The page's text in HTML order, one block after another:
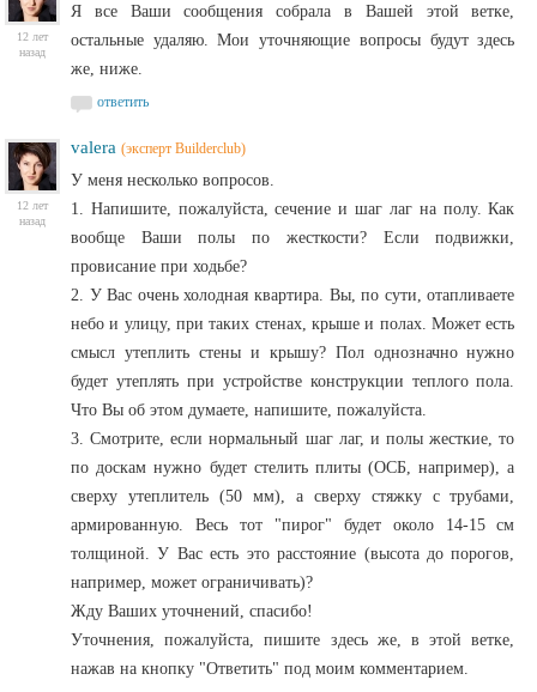
12 лет
назад
Я все Ваши сообщения собрала в Вашей этой ветке,
остальные удаляю. Мои уточняющие вопросы будут здесь
же, ниже.
ответить
12 лет
назад
valera (эксперт Builderclub)
У меня несколько вопросов.
1. Напишите, пожалуйста, сечение и шаг лаг на полу. Как
вообще Ваши полы по жесткости? Если подвижки,
провисание при ходьбе?
2. У Вас очень холодная квартира. Вы, по сути, отапливаете
небо и улицу, при таких стенах, крыше и полах. Может есть
смысл утеплить стены и крышу? Пол однозначно нужно
будет утеплять при устройстве конструкции теплого пола.
Что Вы об этом думаете, напишите, пожалуйста.
3. Смотрите, если нормальный шаг лаг, и полы жесткие, то
по доскам нужно будет стелить плиты (ОСБ, например), а
сверху утеплитель (50 мм), а сверху стяжку с трубами,
армированную. Весь тот "пирог" будет около 14-15 см
толщиной. У Вас есть это расстояние (высота до порогов,
например, может ограничивать)?
Жду Ваших уточнений, спасибо!
Уточнения, пожалуйста, пишите здесь же, в этой ветке,
нажав на кнопку "Ответить" под моим комментарием.